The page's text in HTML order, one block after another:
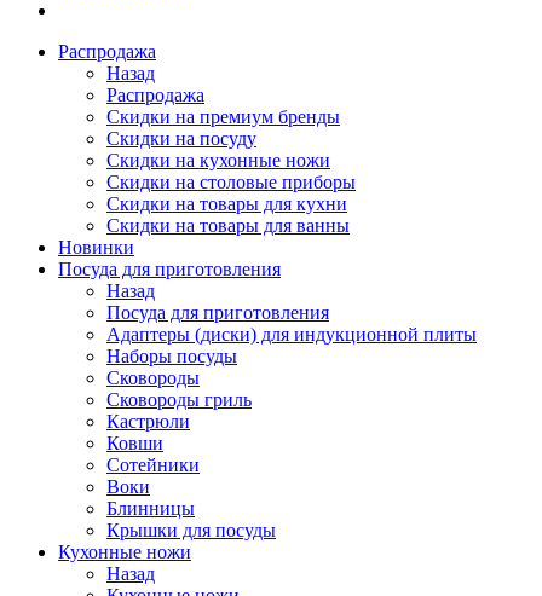
Распродажа
Назад
Распродажа
Скидки на премиум бренды
Скидки на посуду
Скидки на кухонные ножи
Скидки на столовые приборы
Скидки на товары для кухни
Скидки на товары для ванны
Новинки
Посуда для приготовления
Назад
Посуда для приготовления
Адаптеры (диски) для индукционной плиты
Наборы посуды
Сковороды
Сковороды гриль
Кастрюли
Ковши
Сотейники
Воки
Блинницы
Крышки для посуды
Кухонные ножи
Назад